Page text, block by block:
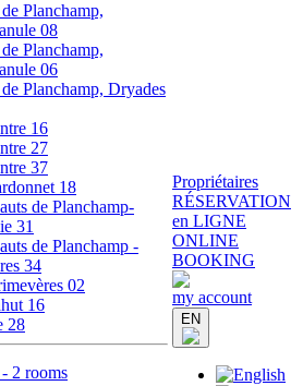
Planchamp,
08
Planchamp,
06
Planchamp, Dryades
16
27
37
18
de Planchamp-
31
de Planchamp -
34
02
16
28
2 rooms
Propriétaires
RÉSERVATION
en LIGNE
ONLINE
BOOKING
my account
EN